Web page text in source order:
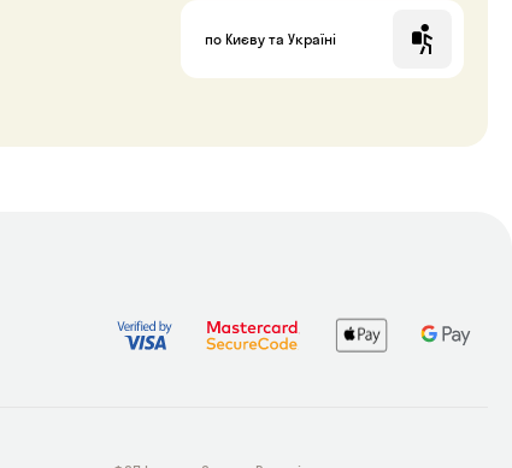
по Києву та Україні